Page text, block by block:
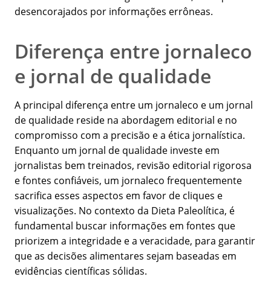
desencorajados por informações errôneas.
Diferença entre jornaleco
e jornal de qualidade
A principal diferença entre um jornaleco e um jornal
de qualidade reside na abordagem editorial e no
compromisso com a precisão e a ética jornalística.
Enquanto um jornal de qualidade investe em
jornalistas bem treinados, revisão editorial rigorosa
e fontes confiáveis, um jornaleco frequentemente
sacrifica esses aspectos em favor de cliques e
visualizações. No contexto da Dieta Paleolítica, é
fundamental buscar informações em fontes que
priorizem a integridade e a veracidade, para garantir
que as decisões alimentares sejam baseadas em
evidências científicas sólidas.